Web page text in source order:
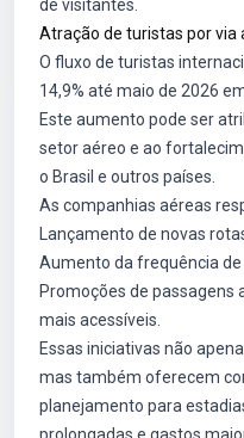
de visitantes.
Atração de turistas por via
O fluxo de turistas
14,9% até maio de 2026
Este aumento pode ser
setor aéreo e ao
o Brasil e outros países.
As companhias aéreas
Lançamento de novas
Aumento da frequência de
Promoções de passagens
mais acessíveis.
Essas iniciativas não
mas também oferecem
planejamento para